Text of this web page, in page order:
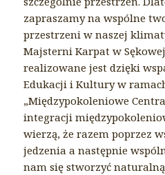
zapraszamy na wspólne
przestrzeni w naszej
Majsterni Karpat w
realizowane jest dzięki
Edukacji i Kultury w
„Międzypokoleniowe
integracji
wierzą, że razem poprzez
jedzenia a następnie
nam się stworzyć